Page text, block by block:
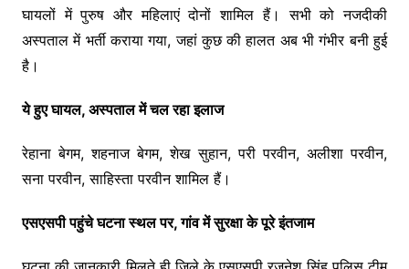
घायलों में पुरुष और महिलाएं दोनों शामिल हैं। सभी को नजदीकी
अस्पताल में भर्ती कराया गया, जहां कुछ की हालत अब भी गंभीर बनी हुई
है।
ये हुए घायल, अस्पताल में चल रहा इलाज
रेहाना बेगम, शहनाज बेगम, शेख सुहान, परी परवीन, अलीशा परवीन,
सना परवीन, साहिस्ता परवीन शामिल हैं।
एसएसपी पहुंचे घटना स्थल पर, गांव में सुरक्षा के पूरे इंतजाम